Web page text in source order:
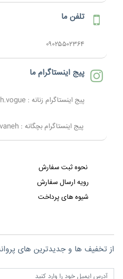
تلفن ما
۰۹۰۲۵۵۰۲۳۶۴
پیج اینستاگرام ما
پیج اینستاگرام زنانه : parvaneh.vogue
پیج اینستاگرام بچگانه : nini.parvaneh
نحوه ثبت سفارش
رویه ارسال سفارش
شیوه های پرداخت
از تخفیف ها و جدیدترین های